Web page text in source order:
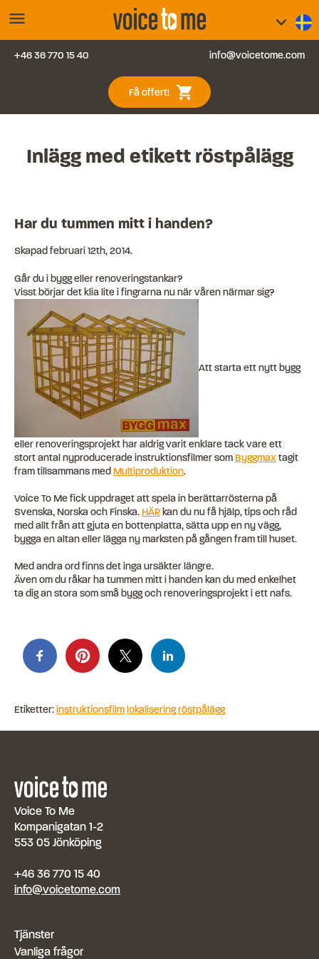
menu
Vanliga frågor
Kontakt
Logga in
keyboard_arrow_down
+46 36 770 15 40 info@voicetome.com
Få offert! shopping_cart
Inlägg med etikettröstpålägg
Har du tummen mitt i handen?
Skapad februari 12th, 2014.
Går du i bygg eller renoveringstankar?
Visst börjar det klia lite i fingrarna nu när våren närmar sig?
Att starta ett nytt bygg
eller renoveringsprojekt har aldrig varit enklare tack vare ett
stort antal nyproducerade instruktionsfilmer som Byggmaxtagit
fram tillsammans med Multiproduktion.
Voice To Me fick uppdraget att spela in berättarrösterna på
Svenska, Norska och Finska. HÄR kan du nu få hjälp, tips och råd
med allt från att gjuta en bottenplatta, sätta upp en ny vägg,
bygga en altan eller lägga ny marksten på gången fram till huset.
Med andra ord finns det inga ursäkter längre.
Även om du råkar ha tummen mitt i handen kan du med enkelhet
ta dig an stora som små bygg och renoveringsprojekt i ett nafs.
Etiketter:instruktionsfilmlokaliseringröstpålägg
Voice To Me
Kompanigatan 1-2
553 05 Jönköping
+46 36 770 15 40
info@voicetome.com
Tjänster
Vanliga frågor